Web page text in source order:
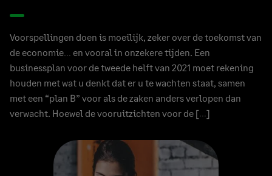
Voorspellingen doen is moeilijk, zeker over de toekomst van
de economie… en vooral in onzekere tijden. Een
businessplan voor de tweede helft van 2021 moet rekening
houden met wat u denkt dat er u te wachten staat, samen
met een “plan B” voor als de zaken anders verlopen dan
verwacht. Hoewel de vooruitzichten voor de […]